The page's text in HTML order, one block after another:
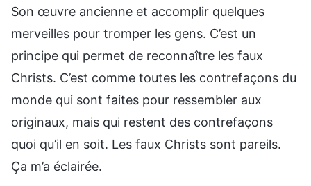
Son œuvre ancienne et accomplir quelques
merveilles pour tromper les gens. C’est un
principe qui permet de reconnaître les faux
Christs. C’est comme toutes les contrefaçons du
monde qui sont faites pour ressembler aux
originaux, mais qui restent des contrefaçons
quoi qu’il en soit. Les faux Christs sont pareils.
Ça m’a éclairée.